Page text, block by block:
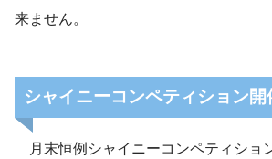
来ません。
シャイニーコンペティション開
月末恒例シャイニーコンペティショ